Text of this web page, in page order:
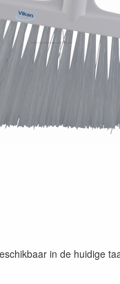
in de huidige